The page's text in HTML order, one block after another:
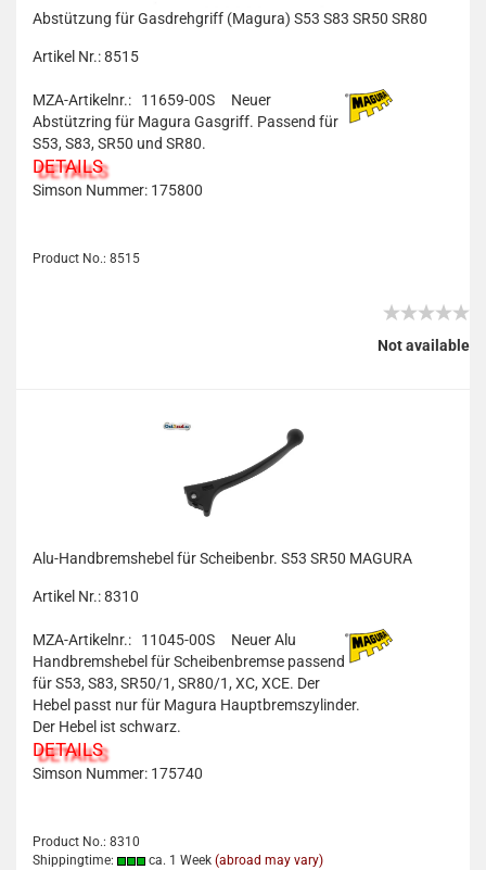
Abstützung für Gasdrehgriff (Magura) S53 S83 SR50 SR80
Artikel Nr.: 8515
MZA-Artikelnr.: 11659-00S
Neuer
Abstützring für Magura Gasgriff. Passend für
S53, S83, SR50 und SR80.
DETAILS
Simson Nummer: 175800
Product No.: 8515
Not available
Alu-Handbremshebel für Scheibenbr. S53 SR50 MAGURA
Artikel Nr.: 8310
MZA-Artikelnr.: 11045-00S
Neuer Alu
Handbremshebel für Scheibenbremse passend
für S53, S83, SR50/1, SR80/1, XC, XCE. Der
Hebel passt nur für Magura Hauptbremszylinder.
Der Hebel ist schwarz.
DETAILS
Simson Nummer: 175740
Product No.: 8310
Shippingtime:
ca. 1 Week (abroad may vary)